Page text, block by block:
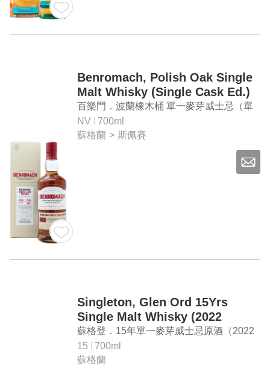
Benromach, Polish Oak Single
Malt Whisky (Single Cask Ed.)
百樂門．波蘭橡木桶 單一麥芽威士忌（單
桶版）
NV
700ml
蘇格蘭 > 斯佩賽
Singleton, Glen Ord 15Yrs
Single Malt Whisky (2022
Special Release)
蘇格登．15年單一麥芽威士忌原酒（2022
年臻選）
15
700ml
蘇格蘭